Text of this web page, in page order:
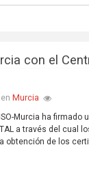
con el
Murcia
Murcia ha firmado
a través del cual
obtención de los